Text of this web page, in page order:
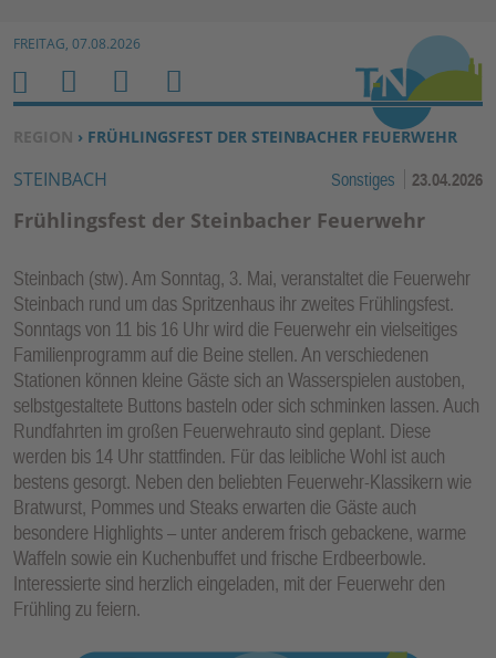
Zum Inhalt springen ↓
FREITAG, 07.08.2026
SIE BEFINDEN SICH HIER:
REGION › FRÜHLINGSFEST DER STEINBACHER FEUERWEHR
STEINBACH Sonstiges 23.04.2026
Frühlingsfest der Steinbacher Feuerwehr
Steinbach (stw). Am Sonntag, 3. Mai, veranstaltet die Feuerwehr
Steinbach rund um das Spritzenhaus ihr zweites Frühlingsfest.
Sonntags von 11 bis 16 Uhr wird die Feuerwehr ein vielseitiges
Familienprogramm auf die Beine stellen. An verschiedenen
Stationen können kleine Gäste sich an Wasserspielen austoben,
selbstgestaltete Buttons basteln oder sich schminken lassen. Auch
Rundfahrten im großen Feuerwehrauto sind geplant. Diese
werden bis 14 Uhr stattfinden. Für das leibliche Wohl ist auch
bestens gesorgt. Neben den beliebten Feuerwehr-Klassikern wie
Bratwurst, Pommes und Steaks erwarten die Gäste auch
besondere Highlights – unter anderem frisch gebackene, warme
Waffeln sowie ein Kuchenbuffet und frische Erdbeerbowle.
Interessierte sind herzlich eingeladen, mit der Feuerwehr den
Frühling zu feiern.
H
O
M
E
M
E
N
U
S
U
E
B
E
T
E
R
F
U
N
K
TI
O
N
E
N